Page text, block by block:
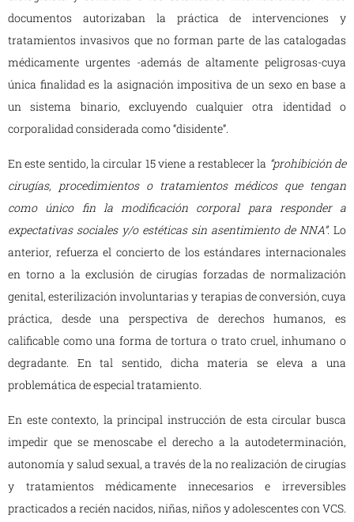
documentos autorizaban la práctica de intervenciones y
tratamientos invasivos que no forman parte de las catalogadas
médicamente urgentes -además de altamente peligrosas-cuya
única finalidad es la asignación impositiva de un sexo en base a
un sistema binario, excluyendo cualquier otra identidad o
corporalidad considerada como “disidente”.
En este sentido, la circular 15 viene a restablecer la “prohibición de
cirugías, procedimientos o tratamientos médicos que tengan
como único fin la modificación corporal para responder a
expectativas sociales y/o estéticas sin asentimiento de NNA”. Lo
anterior, refuerza el concierto de los estándares internacionales
en torno a la exclusión de cirugías forzadas de normalización
genital, esterilización involuntarias y terapias de conversión, cuya
práctica, desde una perspectiva de derechos humanos, es
calificable como una forma de tortura o trato cruel, inhumano o
degradante. En tal sentido, dicha materia se eleva a una
problemática de especial tratamiento.
En este contexto, la principal instrucción de esta circular busca
impedir que se menoscabe el derecho a la autodeterminación,
autonomía y salud sexual, a través de la no realización de cirugías
y tratamientos médicamente innecesarios e irreversibles
practicados a recién nacidos, niñas, niños y adolescentes con VCS.